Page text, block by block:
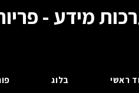
מידע -
ראשי בלוג